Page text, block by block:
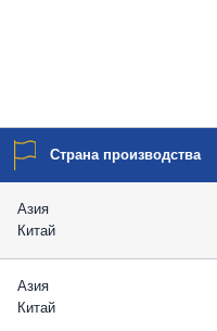
Страна производства
Азия
Китай
Азия
Китай